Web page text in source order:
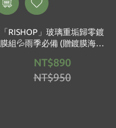
「RISHOP」玻璃重垢歸零鍍
膜組💦雨季必備 (贈鍍膜海綿
NT$890
NT$950